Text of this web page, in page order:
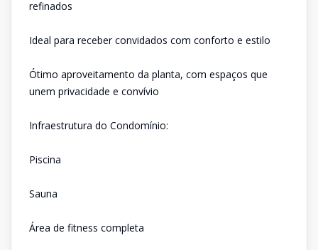
refinados
Ideal para receber convidados com conforto e estilo
Ótimo aproveitamento da planta, com espaços que
unem privacidade e convívio
Infraestrutura do Condomínio:
Piscina
Sauna
Área de fitness completa